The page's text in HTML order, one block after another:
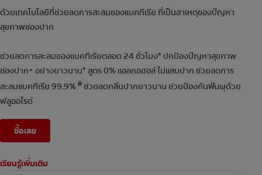
ด้วยเทคโนโลยีที่ช่วยลดการสะสมของแบคทีเรีย ที่เป็นสาเหตุของปัญหา
สุขภาพช่องปาก
ช่วยลดการสะสมของแบคทีเรียตลอด 24 ชั่วโมง* ปกป้องปัญหาสุขภาพ
ช่องปาก^ อย่างยาวนาน* สูตร 0% แอลกอฮอล์ ไม่แสบปาก ช่วยลดการ
สะสมแบคทีเรีย 99.9%# ช่วยลดกลิ่นปากยาวนาน ช่วยป้องกันฟันผุด้วย
ฟลูออไรด์
ซื้อเลย
เรียนรู้เพิ่มเติม